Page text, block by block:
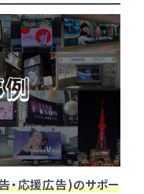
・応援広告)のサポー